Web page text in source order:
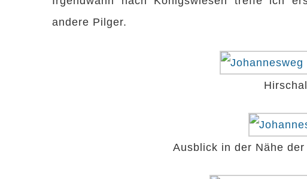
andere Pilger.
Ausblick in der Nähe